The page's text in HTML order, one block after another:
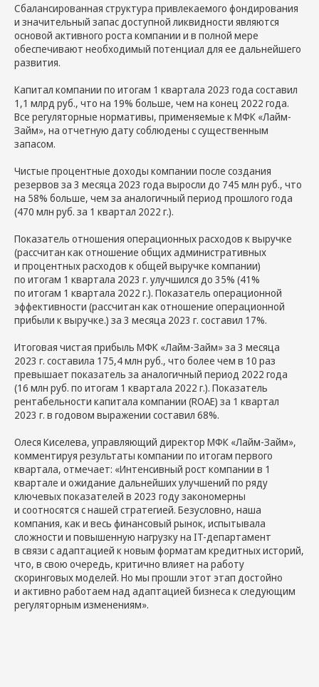
Сбалансированная структура привлекаемого фондирования
и значительный запас доступной ликвидности являются
основой активного роста компании и в полной мере
обеспечивают необходимый потенциал для ее дальнейшего
развития.
Капитал компании по итогам 1 квартала 2023 года составил
1,1 млрд руб., что на 19% больше, чем на конец 2022 года.
Все регуляторные нормативы, применяемые к МФК «Лайм-
Займ», на отчетную дату соблюдены с существенным
запасом.
Чистые процентные доходы компании после создания
резервов за 3 месяца 2023 года выросли до 745 млн руб., что
на 58% больше, чем за аналогичный период прошлого года
(470 млн руб. за 1 квартал 2022 г.).
Показатель отношения операционных расходов к выручке
(рассчитан как отношение общих административных
и процентных расходов к общей выручке компании)
по итогам 1 квартала 2023 г. улучшился до 35% (41%
по итогам 1 квартала 2022 г.). Показатель операционной
эффективности (рассчитан как отношение операционной
прибыли к выручке.) за 3 месяца 2023 г. составил 17%.
Итоговая чистая прибыль МФК «Лайм-Займ» за 3 месяца
2023 г. составила 175,4 млн руб., что более чем в 10 раз
превышает показатель за аналогичный период 2022 года
(16 млн руб. по итогам 1 квартала 2022 г.). Показатель
рентабельности капитала компании (ROAE) за 1 квартал
2023 г. в годовом выражении составил 68%.
Олеся Киселева, управляющий директор МФК «Лайм-Займ»,
комментируя результаты компании по итогам первого
квартала, отмечает: «Интенсивный рост компании в 1
квартале и ожидание дальнейших улучшений по ряду
ключевых показателей в 2023 году закономерны
и соотносятся с нашей стратегией. Безусловно, наша
компания, как и весь финансовый рынок, испытывала
сложности и повышенную нагрузку на IT-департамент
в связи с адаптацией к новым форматам кредитных историй,
что, в свою очередь, критично влияет на работу
скоринговых моделей. Но мы прошли этот этап достойно
и активно работаем над адаптацией бизнеса к следующим
регуляторным изменениям».